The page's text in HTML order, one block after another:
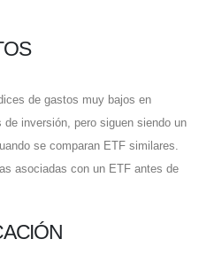
de gastos muy bajos en
inversión, pero siguen siendo un
se comparan ETF similares.
asociadas con un ETF antes de